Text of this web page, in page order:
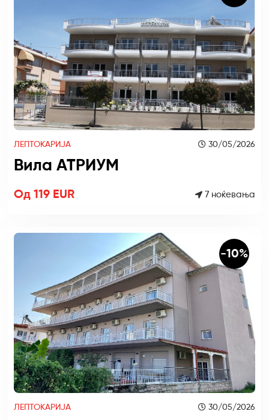
ЛЕПТОКАРИЈА 30/05/2026
Вила АТРИУМ
Од 119 EUR 7 ноќевања
-10%
ЛЕПТОКАРИЈА 30/05/2026